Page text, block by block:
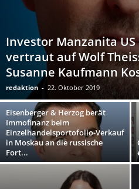
Investor Manzanita
vertraut auf Wolf
Susanne Kaufmann
redaktion - 22. Oktober 2019
Eisenberger & Herzog berät
Immofinanz beim
Einzelhandelsportofolio-Verkauf
in Moskau an die russische
Fort...